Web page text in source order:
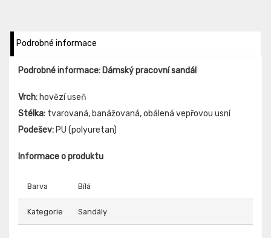
Podrobné informace
Podrobné informace: Dámský pracovní sandál
Vrch: hovězí useň
Stélka: tvarovaná, banážovaná, obálená vepřovou usní
Podešev: PU (polyuretan)
Informace o produktu
Barva Bílá
Kategorie Sandály